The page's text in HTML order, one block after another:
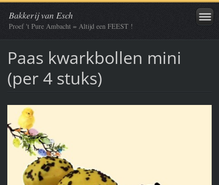
Bakkerij van Esch
Proef 't Pure Ambacht = Altijd een FEEST !
Paas kwarkbollen mini
(per 4 stuks)